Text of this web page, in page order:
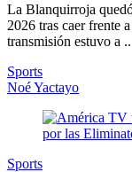
La Blanquirroja
2026 tras caer frente
transmisión estuvo a
Sports
Noé Yactayo
Sports